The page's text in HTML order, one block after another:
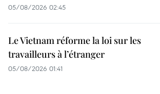
05/08/2026 02:45
Le Vietnam réforme la loi sur les
travailleurs à l’étranger
05/08/2026 01:41